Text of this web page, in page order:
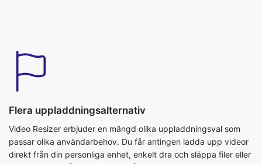
Flera uppladdningsalternativ
Video Resizer erbjuder en mängd olika uppladdningsval som
passar olika användarbehov. Du får antingen ladda upp videor
direkt från din personliga enhet, enkelt dra och släppa filer eller
importera innehåll som är värd på molnplatser som Google Drive
eller Dropbox. Detta säkerställer att åtkomst och storlek på vart